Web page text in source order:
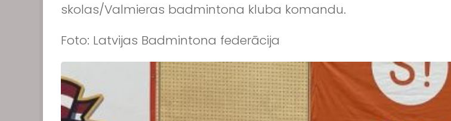
skolas/Valmieras badmintona kluba komandu.
Foto: Latvijas Badmintona federācija